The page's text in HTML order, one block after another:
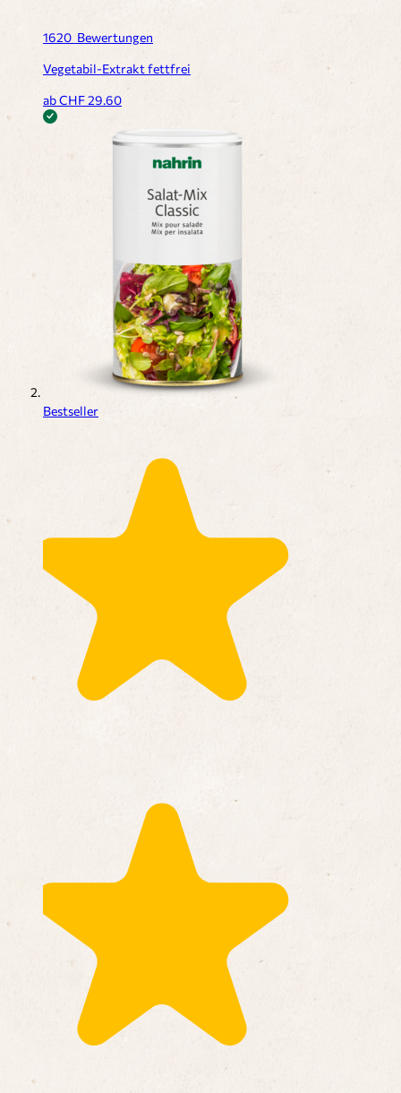
1620 Bewertungen
Vegetabil-Extrakt fettfrei
ab CHF29.60
Bestseller